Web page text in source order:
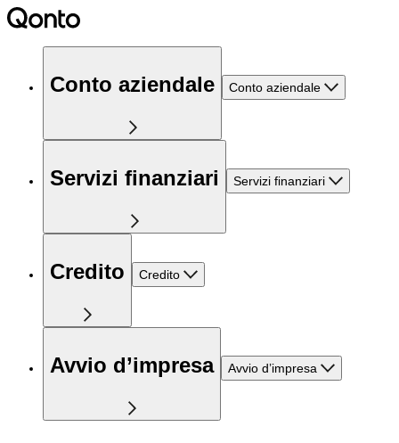
Conto aziendale Conto aziendale
Servizi finanziari Servizi finanziari
Credito Credito
Avvio d’impresa Avvio d’impresa